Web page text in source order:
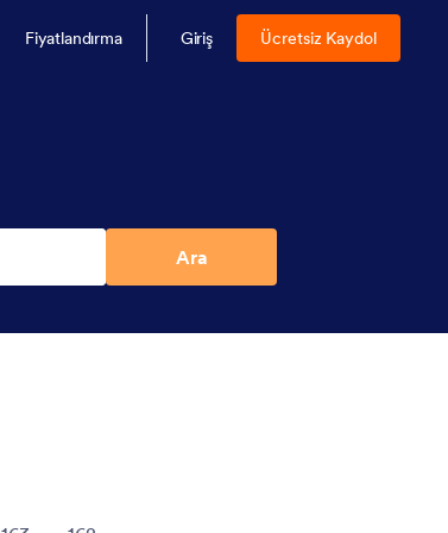
Fiyatlandırma Giriş Ücretsiz Kaydol
Ara